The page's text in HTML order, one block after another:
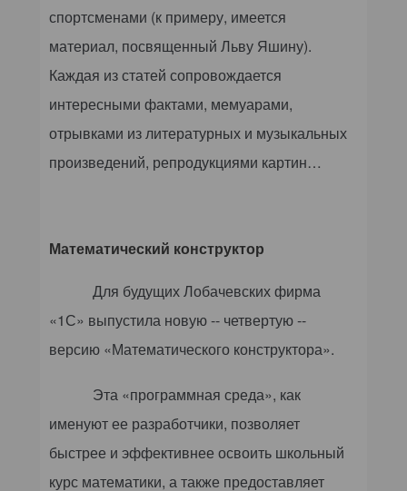
спортсменами (к примеру, имеется
материал, посвященный Льву Яшину).
Каждая из статей сопровождается
интересными фактами, мемуарами,
отрывками из литературных и музыкальных
произведений, репродукциями картин…
Математический конструктор
Для будущих Лобачевских фирма
«1С» выпустила новую -- четвертую --
версию «Математического конструктора».
Эта «программная среда», как
именуют ее разработчики, позволяет
быстрее и эффективнее освоить школьный
курс математики, а также предоставляет